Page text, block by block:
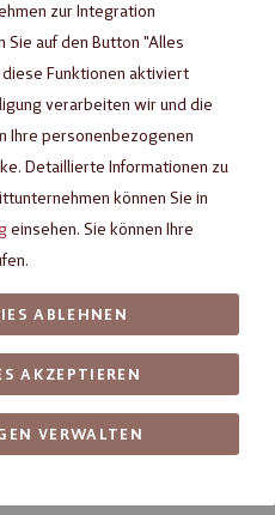
911
Vollmilchschokolade
(Kakao: 32 % mindestens)
zur Integration
auf den Button "Alles
Funktionen aktiviert
verarbeiten wir und die
Ihre personenbezogenen
Detaillierte Informationen zu
können Sie in
einsehen. Sie können Ihre
VERWALTEN
AKZEPTIEREN
ABLEHNEN